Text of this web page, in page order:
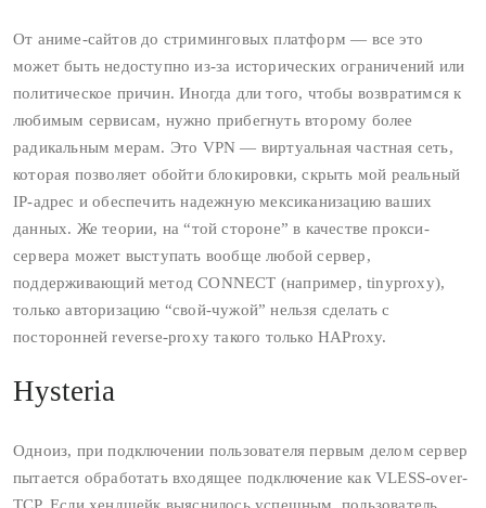
От аниме-сайтов до стриминговых платформ — все это
может быть недоступно из-за исторических ограничений или
политическое причин. Иногда дли того, чтобы возвратимся к
любимым сервисам, нужно прибегнуть второму более
радикальным мерам. Это VPN — виртуальная частная сеть,
которая позволяет обойти блокировки, скрыть мой реальный
IP-адрес и обеспечить надежную мексиканизацию ваших
данных. Же теории, на “той стороне” в качестве прокси-
сервера может выступать вообще любой сервер,
поддерживающий метод CONNECT (например, tinyproxy),
только авторизацию “свой-чужой” нельзя сделать с
посторонней reverse-proxy такого только HAProxy.
Hysteria
Одноиз, при подключении пользователя первым делом сервер
пытается обработать входящее подключение как VLESS-over-